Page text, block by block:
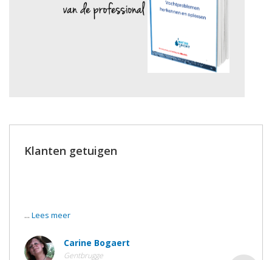
Klanten getuigen
... Lees meer
Carine Bogaert
Gentbrugge